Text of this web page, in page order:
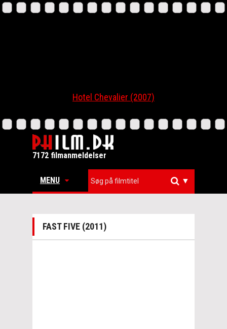
Hotel Chevalier (2007)
7172 filmanmeldelser
MENU ▼
FAST FIVE (2011)